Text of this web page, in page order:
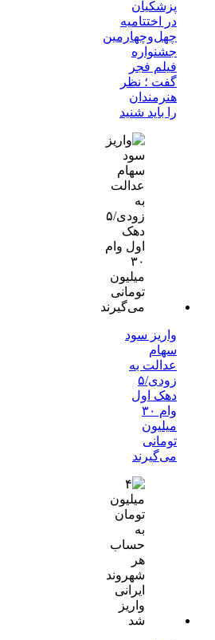
پزشکیان
در اختتامیه
چهل‌وچهارمین
جشنواره
فیلم فجر
گفت ؛ نظر
هنرمندان
را باید شنید
واریز سود
سهام
عدالت به
زودی/۵
دهک اول
وام ۳۰
میلیون
تومانی
می‌گیرند